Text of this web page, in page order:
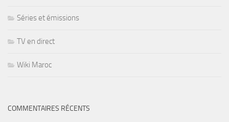
Séries et émissions
TV en direct
Wiki Maroc
COMMENTAIRES RÉCENTS